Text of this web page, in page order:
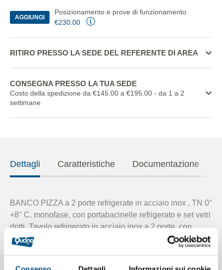
AGGIUNGI
Posizionamento e prove di funzionamento
€230.00
RITIRO PRESSO LA SEDE DEL REFERENTE DI AREA
CONSEGNA PRESSO LA TUA SEDE
Costo della spedizione da €145.00 a €195.00 - da 1 a 2
settimane
Dettagli Caratteristiche Documentazione
BANCO PIZZA a 2 porte refrigerate in acciaio inox , TN 0°
+8° C. monofase, con portabacinelle refrigerato e set vetri
dritti. Tavolo refrigerato in acciaio inox a 2 porte, con
refrigerazione ventilata, composto da: piano in granito
sardo e
, per garantire